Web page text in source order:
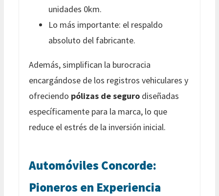
unidades 0km.
Lo más importante: el respaldo
absoluto del fabricante.
Además, simplifican la burocracia
encargándose de los registros vehiculares y
ofreciendo pólizas de seguro diseñadas
específicamente para la marca, lo que
reduce el estrés de la inversión inicial.
Automóviles Concorde:
Pioneros en Experiencia